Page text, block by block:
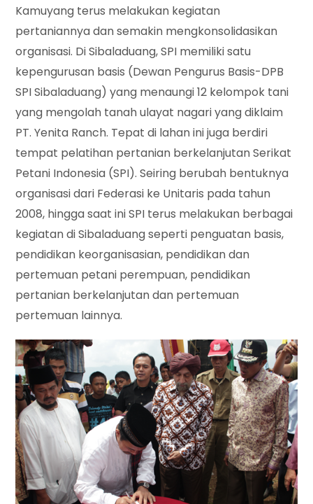
Kamuyang terus melakukan kegiatan
pertaniannya dan semakin mengkonsolidasikan
organisasi. Di Sibaladuang, SPI memiliki satu
kepengurusan basis (Dewan Pengurus Basis-DPB
SPI Sibaladuang) yang menaungi 12 kelompok tani
yang mengolah tanah ulayat nagari yang diklaim
PT. Yenita Ranch. Tepat di lahan ini juga berdiri
tempat pelatihan pertanian berkelanjutan Serikat
Petani Indonesia (SPI). Seiring berubah bentuknya
organisasi dari Federasi ke Unitaris pada tahun
2008, hingga saat ini SPI terus melakukan berbagai
kegiatan di Sibaladuang seperti penguatan basis,
pendidikan keorganisasian, pendidikan dan
pertemuan petani perempuan, pendidikan
pertanian berkelanjutan dan pertemuan
pertemuan lainnya.